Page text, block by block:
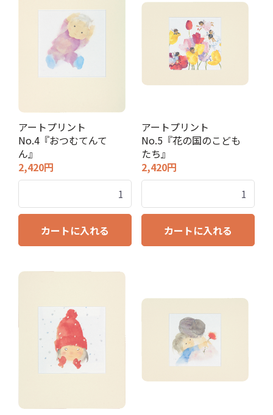
アートプリント
No.4『おつむてんて
ん』
2,420円
カートに入れる
アートプリント
No.5『花の国のこども
たち』
2,420円
カートに入れる